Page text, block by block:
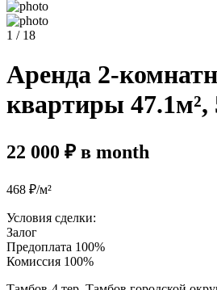
1 / 18
Аренда 2-
квартиры 47.1м²,
22 000 ₽ в month
468 ₽/м²
Условия сделки:
Залог
Предоплата 100%
Комиссия 100%